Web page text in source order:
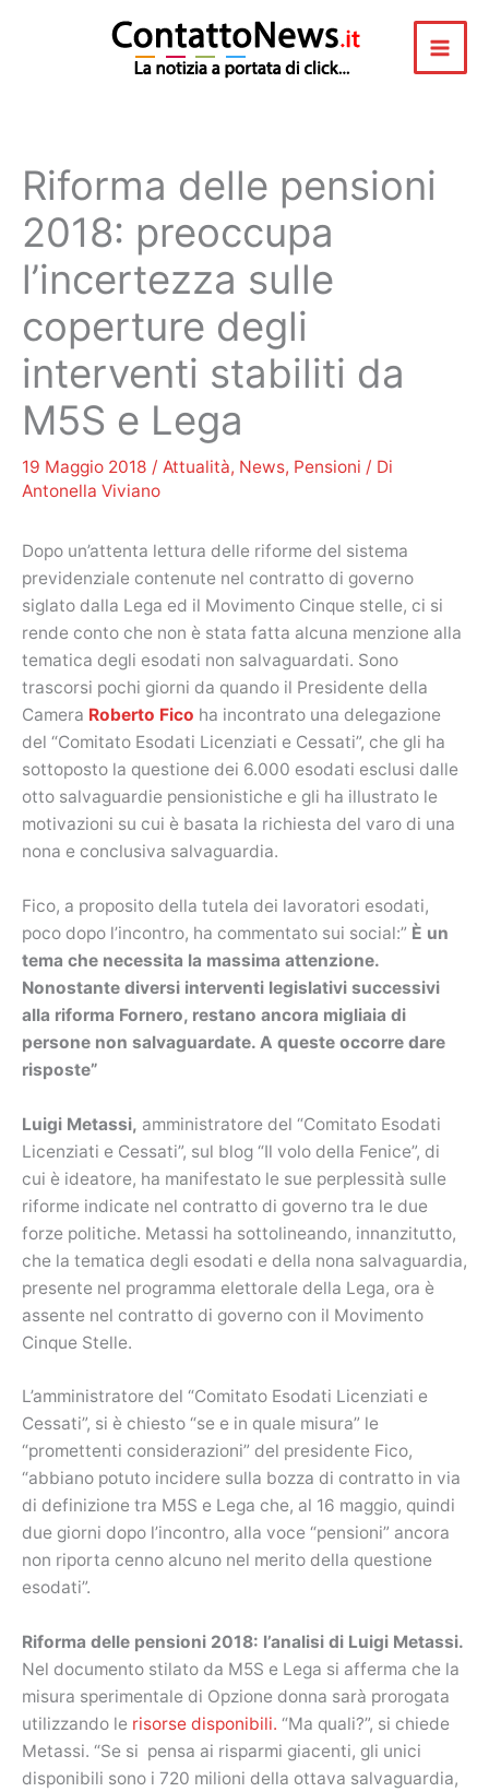
Riforma delle pensioni
2018: preoccupa
l’incertezza sulle
coperture degli
interventi stabiliti da
M5S e Lega
19 Maggio 2018 / Attualità, News, Pensioni / Di
Antonella Viviano
Dopo un’attenta lettura delle riforme del sistema
previdenziale contenute nel contratto di governo
siglato dalla Lega ed il Movimento Cinque stelle, ci si
rende conto che non è stata fatta alcuna menzione alla
tematica degli esodati non salvaguardati. Sono
trascorsi pochi giorni da quando il Presidente della
Camera Roberto Fico ha incontrato una delegazione
del “Comitato Esodati Licenziati e Cessati”, che gli ha
sottoposto la questione dei 6.000 esodati esclusi dalle
otto salvaguardie pensionistiche e gli ha illustrato le
motivazioni su cui è basata la richiesta del varo di una
nona e conclusiva salvaguardia.
Fico, a proposito della tutela dei lavoratori esodati,
poco dopo l’incontro, ha commentato sui social:” È un
tema che necessita la massima attenzione.
Nonostante diversi interventi legislativi successivi
alla riforma Fornero, restano ancora migliaia di
persone non salvaguardate. A queste occorre dare
risposte”
Luigi Metassi, amministratore del “Comitato Esodati
Licenziati e Cessati”, sul blog “Il volo della Fenice”, di
cui è ideatore, ha manifestato le sue perplessità sulle
riforme indicate nel contratto di governo tra le due
forze politiche. Metassi ha sottolineando, innanzitutto,
che la tematica degli esodati e della nona salvaguardia,
presente nel programma elettorale della Lega, ora è
assente nel contratto di governo con il Movimento
Cinque Stelle.
L’amministratore del “Comitato Esodati Licenziati e
Cessati”, si è chiesto “se e in quale misura” le
“promettenti considerazioni” del presidente Fico,
“abbiano potuto incidere sulla bozza di contratto in via
di definizione tra M5S e Lega che, al 16 maggio, quindi
due giorni dopo l’incontro, alla voce “pensioni” ancora
non riporta cenno alcuno nel merito della questione
esodati”.
Riforma delle pensioni 2018: l’analisi di Luigi Metassi.
Nel documento stilato da M5S e Lega si afferma che la
misura sperimentale di Opzione donna sarà prorogata
utilizzando le risorse disponibili. “Ma quali?”, si chiede
Metassi. “Se si pensa ai risparmi giacenti, gli unici
disponibili sono i 720 milioni della ottava salvaguardia,